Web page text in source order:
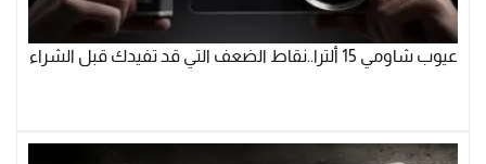
عيوب شاومي 15 ألترا..نقاط الضعف التي قد تفيدك قبل الشراء